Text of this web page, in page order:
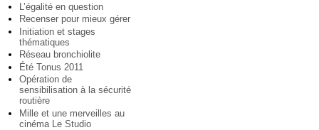
L’égalité en question
Recenser pour mieux gérer
Initiation et stages
thématiques
Réseau bronchiolite
Été Tonus 2011
Opération de
sensibilisation à la sécurité
routière
Mille et une merveilles au
cinéma Le Studio